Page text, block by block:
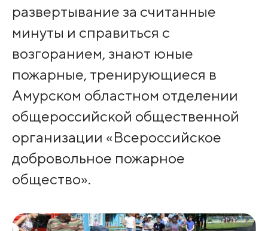
развертывание за считанные
минуты и справиться с
возгоранием, знают юные
пожарные, тренирующиеся в
Амурском областном отделении
общероссийской общественной
организации «Всероссийское
добровольное пожарное
общество».